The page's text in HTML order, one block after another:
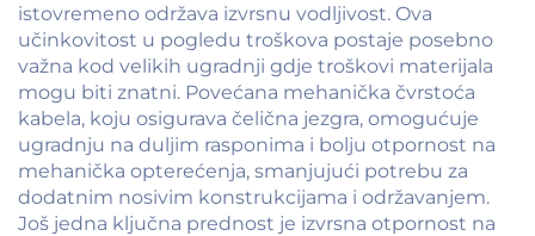
istovremeno održava izvrsnu vodljivost. Ova
učinkovitost u pogledu troškova postaje posebno
važna kod velikih ugradnji gdje troškovi materijala
mogu biti znatni. Povećana mehanička čvrstoća
kabela, koju osigurava čelična jezgra, omogućuje
ugradnju na duljim rasponima i bolju otpornost na
mehanička opterećenja, smanjujući potrebu za
dodatnim nosivim konstrukcijama i održavanjem.
Još jedna ključna prednost je izvrsna otpornost na